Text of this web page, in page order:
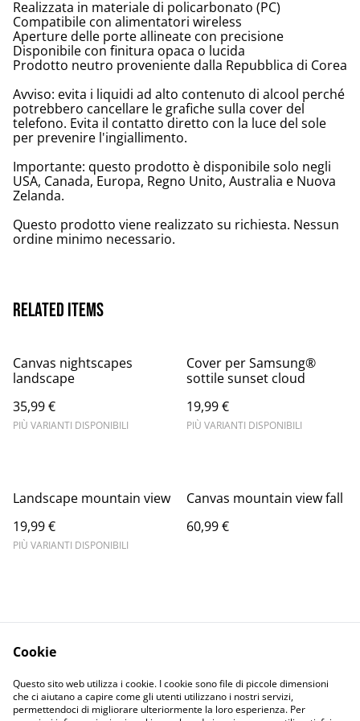
Realizzata in materiale di policarbonato (PC)
Compatibile con alimentatori wireless
Aperture delle porte allineate con precisione
Disponibile con finitura opaca o lucida
Prodotto neutro proveniente dalla Repubblica di Corea
Avviso: evita i liquidi ad alto contenuto di alcool perché
potrebbero cancellare le grafiche sulla cover del
telefono. Evita il contatto diretto con la luce del sole
per prevenire l'ingiallimento.
Importante: questo prodotto è disponibile solo negli
USA, Canada, Europa, Regno Unito, Australia e Nuova
Zelanda.
Questo prodotto viene realizzato su richiesta. Nessun
ordine minimo necessario.
Related items
Canvas nightscapes
landscape
35,99 €
PIÙ VARIANTI DISPONIBILI
Cover per Samsung®
sottile sunset cloud
19,99 €
PIÙ VARIANTI DISPONIBILI
Landscape mountain view
19,99 €
PIÙ VARIANTI DISPONIBILI
Canvas mountain view fall
60,99 €
Informativa sulla
privacy
Terms and
conditions
Cookie
Questo sito web utilizza i cookie. I cookie sono file di piccole dimensioni
che ci aiutano a capire come gli utenti utilizzano i nostri servizi,
permettendoci di migliorare ulteriormente la loro esperienza. Per